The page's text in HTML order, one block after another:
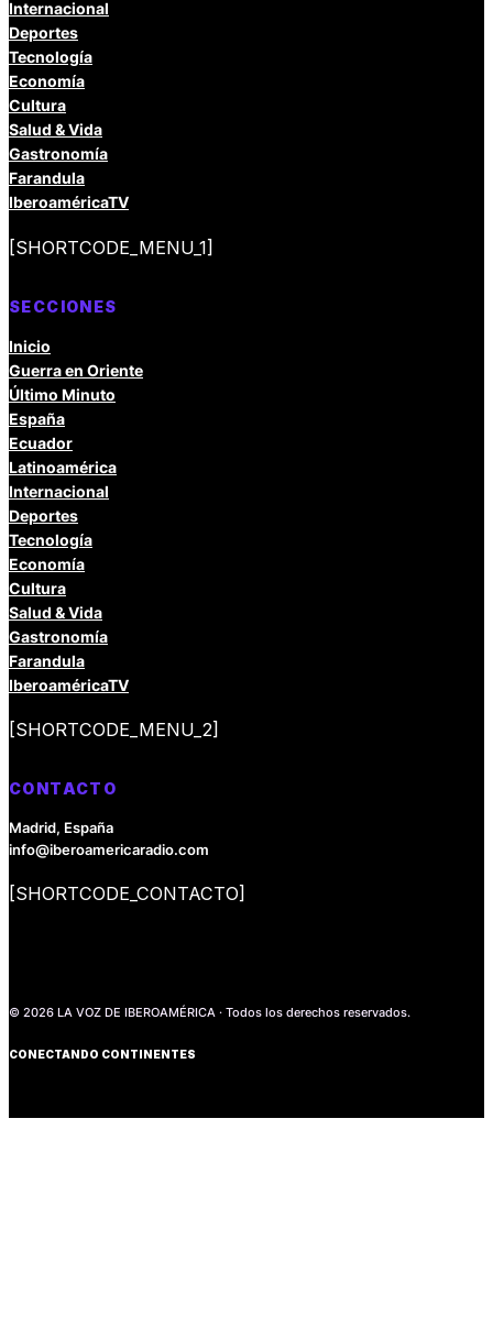
Internacional
Deportes
Tecnología
Economía
Cultura
Salud & Vida
Gastronomía
Farandula
IberoaméricaTV
[SHORTCODE_MENU_1]
SECCIONES
Inicio
Guerra en Oriente
Último Minuto
España
Ecuador
Latinoamérica
Internacional
Deportes
Tecnología
Economía
Cultura
Salud & Vida
Gastronomía
Farandula
IberoaméricaTV
[SHORTCODE_MENU_2]
CONTACTO
Madrid, España
info@iberoamericaradio.com
[SHORTCODE_CONTACTO]
© 2026 LA VOZ DE IBEROAMÉRICA · Todos los derechos reservados.
CONECTANDO CONTINENTES